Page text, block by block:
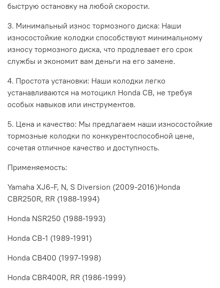
быструю остановку на любой скорости.
3. Минимальный износ тормозного диска: Наши
износостойкие колодки способствуют минимальному
износу тормозного диска, что продлевает его срок
службы и экономит вам деньги на его замене.
4. Простота установки: Наши колодки легко
устанавливаются на мотоцикл Honda CB, не требуя
особых навыков или инструментов.
5. Цена и качество: Мы предлагаем наши износостойкие
тормозные колодки по конкурентоспособной цене,
сочетая отличное качество и доступность.
Применяемость:
Yamaha XJ6-F, N, S Diversion (2009-2016)Honda
CBR250R, RR (1988-1994)
Honda NSR250 (1988-1993)
Honda CB-1 (1989-1991)
Honda CB400 (1997-1998)
Honda CBR400R, RR (1986-1999)